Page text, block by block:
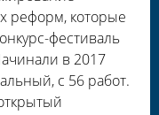
реформ, которые
фестиваль
в 2017
с 56 работ.